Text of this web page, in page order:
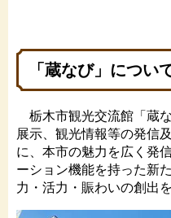
「蔵なび」につい
栃木市観光交流館「蔵
展示、観光情報等の発信
に、本市の魅力を広く発
ーション機能を持った新
力・活力・賑わいの創出